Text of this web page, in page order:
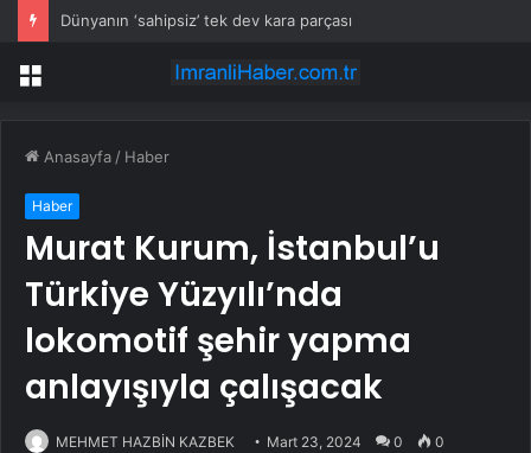
Dünyanın ‘sahipsiz’ tek dev kara parçası
Menü
Anasayfa / Haber
Haber
Murat Kurum, İstanbul’u
Türkiye Yüzyılı’nda
lokomotif şehir yapma
anlayışıyla çalışacak
MEHMET HAZBİN KAZBEK Mart 23, 2024 0 0